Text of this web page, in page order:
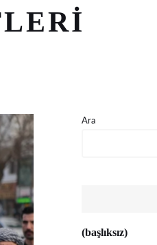
Ara
(başlıksız)